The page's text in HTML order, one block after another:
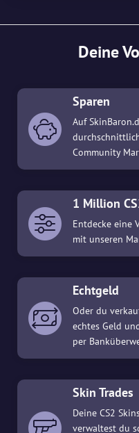
Deine
Sparen
Auf
Community
1 Million
Entdecke eine
mit unseren
Echtgeld
Oder du
echtes Geld
per
Skin Trades
Deine CS2
verwaltest du